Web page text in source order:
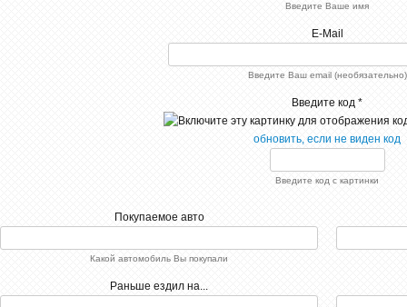
Введите Ваше имя
E-Mail
Введите Ваш email (необязательно)
Введите код *
обновить, если не виден код
Введите код с картинки
Покупаемое авто
Какой автомобиль Вы покупали
Раньше ездил на...